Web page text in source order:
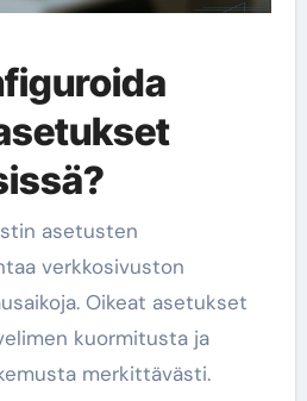
asetusten
verkkosivuston
Oikeat asetukset
kuormitusta ja
merkittävästi.